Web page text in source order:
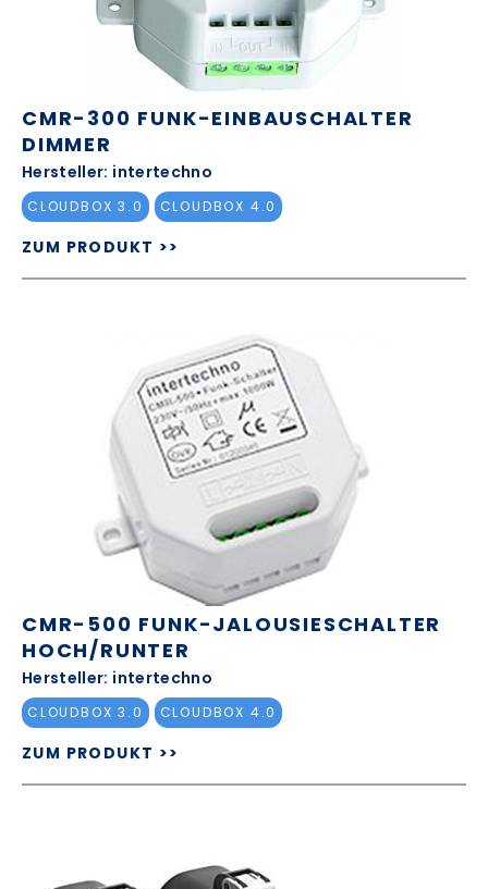
CMR-300 FUNK-EINBAUSCHALTER
DIMMER
Hersteller: intertechno
CLOUDBOX 3.0 CLOUDBOX 4.0
ZUM PRODUKT >>
CMR-500 FUNK-JALOUSIESCHALTER
HOCH/RUNTER
Hersteller: intertechno
CLOUDBOX 3.0 CLOUDBOX 4.0
ZUM PRODUKT >>